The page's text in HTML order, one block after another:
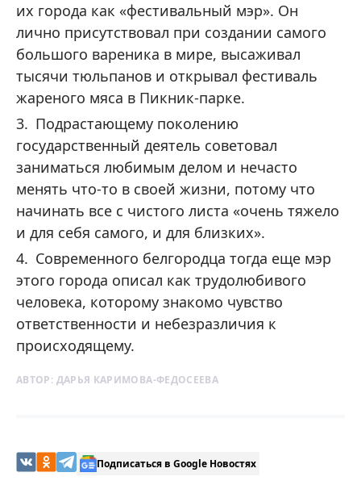
их города как «фестивальный мэр». Он
лично присутствовал при создании самого
большого вареника в мире, высаживал
тысячи тюльпанов и открывал фестиваль
жареного мяса в Пикник-парке.
Подрастающему поколению
государственный деятель советовал
заниматься любимым делом и нечасто
менять что-то в своей жизни, потому что
начинать все с чистого листа «очень тяжело
и для себя самого, и для близких».
Современного белгородца тогда еще мэр
этого города описал как трудолюбивого
человека, которому знакомо чувство
ответственности и небезразличия к
происходящему.
АВТОР: ДАРЬЯ КАРИМОВА-ФЕДОСЕЕВА
Подписаться в Google Новостях